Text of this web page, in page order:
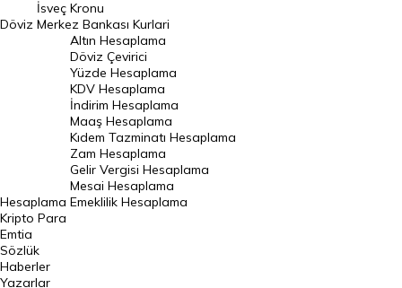
Norveç Kronu Kuru
İsveç Kronu Kuru
Japon Yeni Kuru
Serbest Piyasa Döviz Kurları
Merkez Bankası Döviz Kurları
Altın Fiyatları
Gram Altın Fiyatı
Çeyrek Altın Fiyatı
Döviz
İsveç Kronu
Merkez Bankası Kurlari
Hesaplama
Altın Hesaplama
Döviz Çevirici
Yüzde Hesaplama
KDV Hesaplama
İndirim Hesaplama
Maaş Hesaplama
Kıdem Tazminatı Hesaplama
Zam Hesaplama
Gelir Vergisi Hesaplama
Mesai Hesaplama
Emeklilik Hesaplama
Kripto Para
Emtia
Sözlük
Haberler
Yazarlar